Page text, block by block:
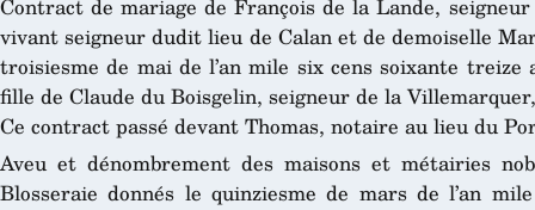
Contract de mariage de François de la Lande,
vivant seigneur dudit lieu de Calan et de demoiselle
troisiesme de mai de l’an mile six cens soixante treize
fille de Claude du Boisgelin, seigneur de la
Ce contract passé devant Thomas, notaire au lieu du
Aveu et dénombrement des maisons et métairies
Blosseraie donnés le quinziesme de mars de l’an